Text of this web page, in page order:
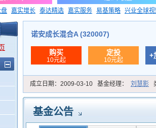
嘉实增长 泰达精选 嘉实服务 易基策略 兴业全球
价值ETF
诺安成长混合A (320007)
购买
10元起
定投
10元起
+
成立日期： 2009-03-10 基金经理： 刘慧影
基金公告